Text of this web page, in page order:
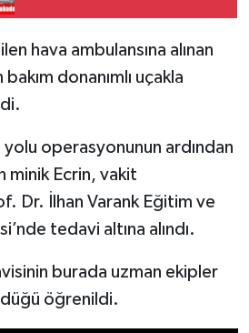
hava ambulansına alınan
donanımlı uçakla
yolu operasyonunun ardından
minik Ecrin, vakit
Dr. İlhan Varank Eğitim ve
tedavi altına alındı.
burada uzman ekipler
öğrenildi.